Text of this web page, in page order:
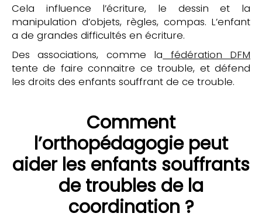
Cela influence l’écriture, le dessin et la
manipulation d’objets, règles, compas. L’enfant
a de grandes difficultés en écriture.
Des associations, comme la fédération DFM
tente de faire connaitre ce trouble, et défend
les droits des enfants souffrant de ce trouble.
Comment
l’orthopédagogie peut
aider les enfants souffrants
de troubles de la
coordination ?